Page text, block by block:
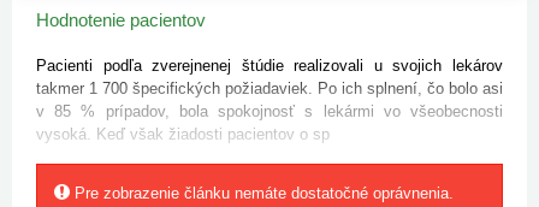
Hodnotenie pacientov
Pacienti podľa zverejnenej štúdie realizovali u svojich lekárov
takmer 1 700 špecifických požiadaviek. Po ich splnení, čo bolo asi
v 85 % prípadov, bola spokojnosť s lekármi vo všeobecnosti
vysoká. Keď však žiadosti pacientov o sp
Pre zobrazenie článku nemáte dostatočné oprávnenia.